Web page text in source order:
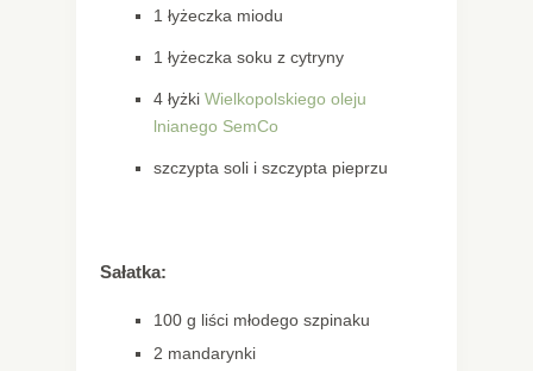
1 łyżeczka miodu
1 łyżeczka soku z cytryny
4 łyżki Wielkopolskiego oleju
lnianego SemCo
szczypta soli i szczypta pieprzu
Sałatka:
100 g liści młodego szpinaku
2 mandarynki